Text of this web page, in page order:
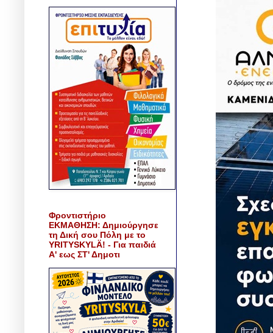
Φροντιστήριο
ΕΚΜΑΘΗΣΗ: Δημιούργησε
τη Δική σου Πόλη με το
YRITYSKYLÄ! - Για παιδιά
Α' εως ΣΤ' Δημοτι